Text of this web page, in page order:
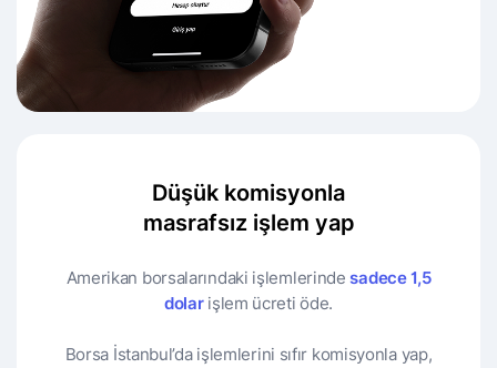
Düşük komisyonla
masrafsız işlem yap
Amerikan borsalarındaki işlemlerinde sadece 1,5
dolarişlem ücreti öde.
Borsa İstanbul’da işlemlerini sıfır komisyonla yap,